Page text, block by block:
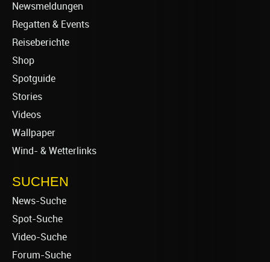
Newsmeldungen
Regatten & Events
Reiseberichte
Shop
Spotguide
Stories
Videos
Wallpaper
Wind- & Wetterlinks
SUCHEN
News-Suche
Spot-Suche
Video-Suche
Forum-Suche